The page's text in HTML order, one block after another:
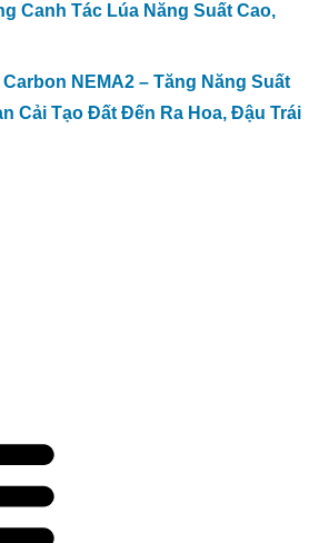
Canh Tác Lúa Năng Suất Cao,
NEMA2 – Tăng Năng Suất
Cải Tạo Đất Đến Ra Hoa, Đậu Trái